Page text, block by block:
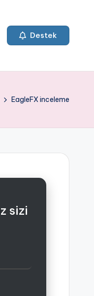
Destek
EagleFX inceleme
sizi